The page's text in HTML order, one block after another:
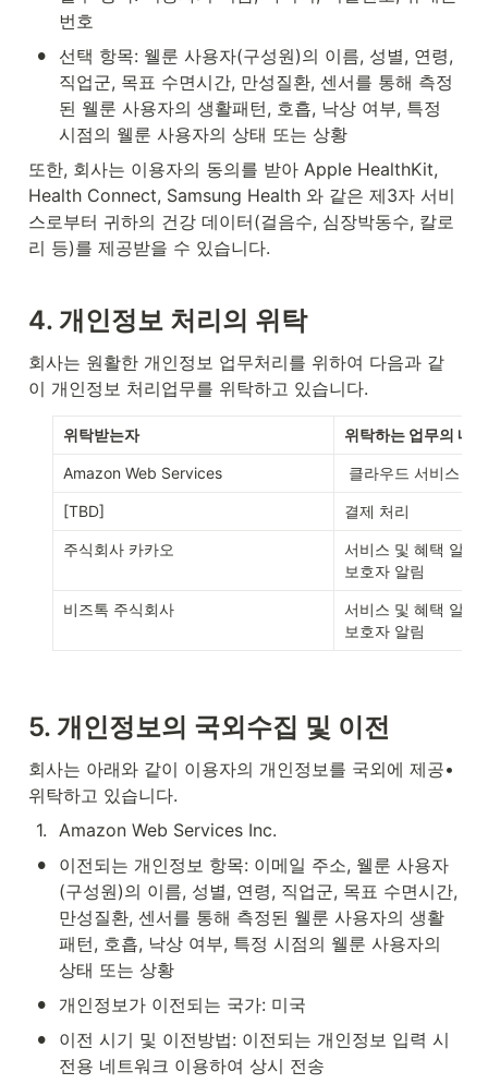
번호
•
선택 항목: 웰룬 사용자(구성원)의 이름, 성별, 연령,
직업군, 목표 수면시간, 만성질환, 센서를 통해 측정
된 웰룬 사용자의 생활패턴, 호흡, 낙상 여부, 특정
시점의 웰룬 사용자의 상태 또는 상황
또한, 회사는 이용자의 동의를 받아 Apple HealthKit,
Health Connect, Samsung Health 와 같은 제3자 서비
스로부터 귀하의 건강 데이터(걸음수, 심장박동수, 칼로
리 등)를 제공받을 수 있습니다.
4. 개인정보 처리의 위탁
회사는 원활한 개인정보 업무처리를 위하여 다음과 같
이 개인정보 처리업무를 위탁하고 있습니다.
위탁받는자 위탁하는 업무의 내용
Amazon Web Services 클라우드 서비스
[TBD] 결제 처리
주식회사 카카오
서비스 및 혜택 알림
보호자 알림
비즈톡 주식회사
서비스 및 혜택 알림
보호자 알림
5. 개인정보의 국외수집 및 이전
회사는 아래와 같이 이용자의 개인정보를 국외에 제공•
위탁하고 있습니다.
1. Amazon Web Services Inc.
•
이전되는 개인정보 항목: 이메일 주소, 웰룬 사용자
(구성원)의 이름, 성별, 연령, 직업군, 목표 수면시간,
만성질환, 센서를 통해 측정된 웰룬 사용자의 생활
패턴, 호흡, 낙상 여부, 특정 시점의 웰룬 사용자의
상태 또는 상황
• 개인정보가 이전되는 국가: 미국
•
이전 시기 및 이전방법: 이전되는 개인정보 입력 시
전용 네트워크 이용하여 상시 전송